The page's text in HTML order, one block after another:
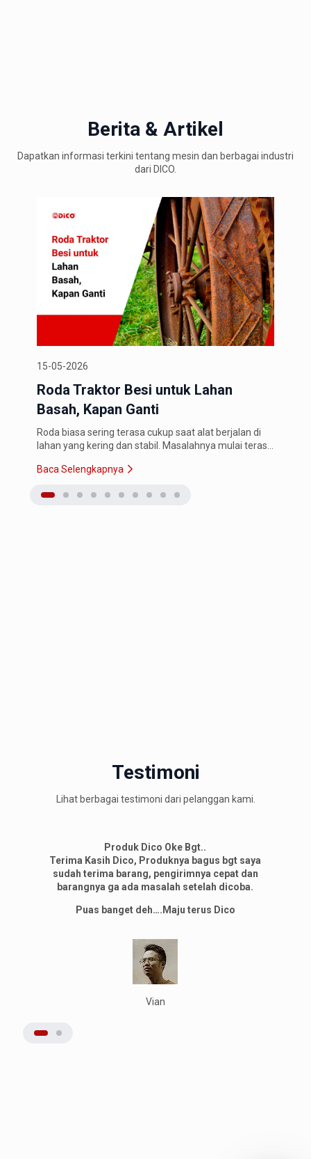
Berita & Artikel
Dapatkan informasi terkini tentang mesin dan berbagai industri
dari DICO.
15-05-2026
Roda Traktor Besi untuk Lahan
Basah, Kapan Ganti
Roda biasa sering terasa cukup saat alat berjalan di
lahan yang kering dan stabil. Masalahnya mulai terasa
alat susah maju, dan…
Baca Selengkapnya
Testimoni
Lihat berbagai testimoni dari pelanggan kami.
Produk Dico Oke Bgt..
Terima Kasih Dico, Produknya bagus bgt saya
sudah terima barang, pengirimnya cepat dan
barangnya ga ada masalah setelah dicoba.
Puas banget deh….Maju terus Dico
Vian